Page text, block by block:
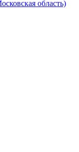
область)